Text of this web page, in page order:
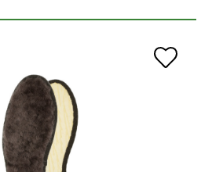
suela de inverno.
cordero con relleno suave de